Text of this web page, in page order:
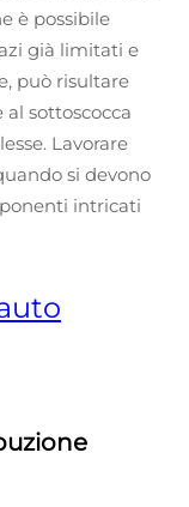
è possibile
già limitati e
può risultare
sottoscocca
Lavorare
si devono
intricati